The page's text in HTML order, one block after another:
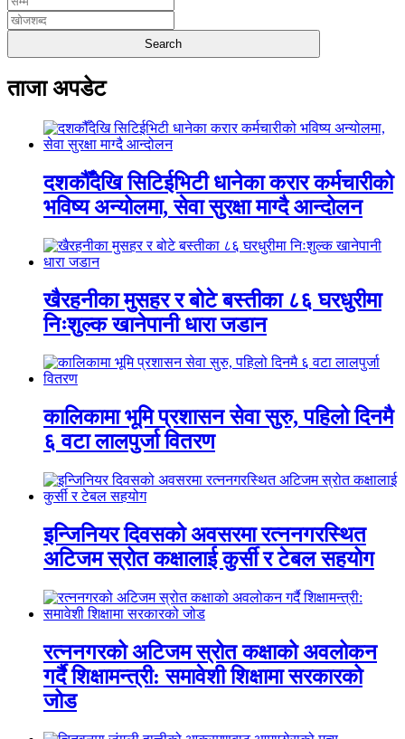
ताजा अपडेट
दशकौँदेखि सिटिईभिटी धानेका करार कर्मचारीको
भविष्य अन्योलमा, सेवा सुरक्षा माग्दै आन्दोलन
खैरहनीका मुसहर र बोटे बस्तीका ८६ घरधुरीमा
निःशुल्क खानेपानी धारा जडान
कालिकामा भूमि प्रशासन सेवा सुरु, पहिलो दिनमै
६ वटा लालपुर्जा वितरण
इन्जिनियर दिवसको अवसरमा रत्ननगरस्थित
अटिजम स्रोत कक्षालाई कुर्सी र टेबल सहयोग
रत्ननगरको अटिजम स्रोत कक्षाको अवलोकन
गर्दै शिक्षामन्त्री: समावेशी शिक्षामा सरकारको
जोड